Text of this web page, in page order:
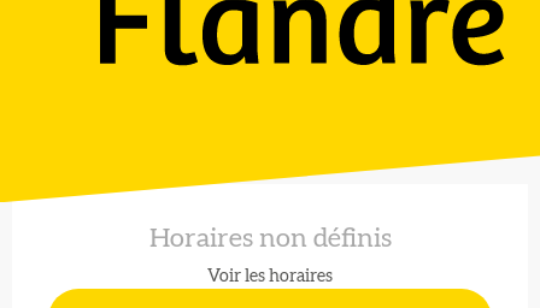
Ouverture et coordonnées
Horaires non définis
Voir les horaires